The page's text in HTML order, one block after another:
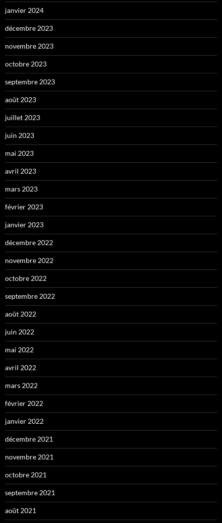
janvier 2024
décembre 2023
novembre 2023
octobre 2023
septembre 2023
août 2023
juillet 2023
juin 2023
mai 2023
avril 2023
mars 2023
février 2023
janvier 2023
décembre 2022
novembre 2022
octobre 2022
septembre 2022
août 2022
juin 2022
mai 2022
avril 2022
mars 2022
février 2022
janvier 2022
décembre 2021
novembre 2021
octobre 2021
septembre 2021
août 2021